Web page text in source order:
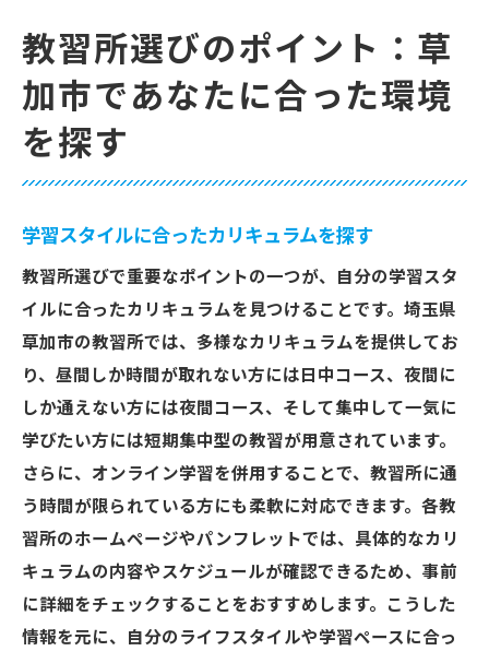
教習所選びのポイント：草
加市であなたに合った環境
を探す
学習スタイルに合ったカリキュラムを探す
教習所選びで重要なポイントの一つが、自分の学習スタ
イルに合ったカリキュラムを見つけることです。埼玉県
草加市の教習所では、多様なカリキュラムを提供してお
り、昼間しか時間が取れない方には日中コース、夜間に
しか通えない方には夜間コース、そして集中して一気に
学びたい方には短期集中型の教習が用意されています。
さらに、オンライン学習を併用することで、教習所に通
う時間が限られている方にも柔軟に対応できます。各教
習所のホームページやパンフレットでは、具体的なカリ
キュラムの内容やスケジュールが確認できるため、事前
に詳細をチェックすることをおすすめします。こうした
情報を元に、自分のライフスタイルや学習ペースに合っ